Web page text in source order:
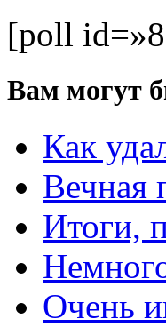
[poll
Вам могут
Как
Вечная
Итоги,
Очень